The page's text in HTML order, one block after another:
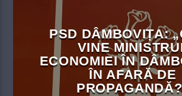
PSD DÂMBOVIȚA:
VINE
ECONOMIEI ÎN
ÎN AFARĂ DE